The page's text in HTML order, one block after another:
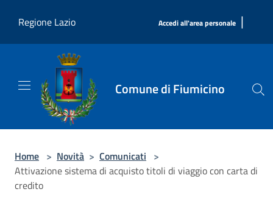
Regione Lazio
Accedi all'area personale |
Comune di Fiumicino
Home > Novità > Comunicati >
Attivazione sistema di acquisto titoli di viaggio con carta di
credito